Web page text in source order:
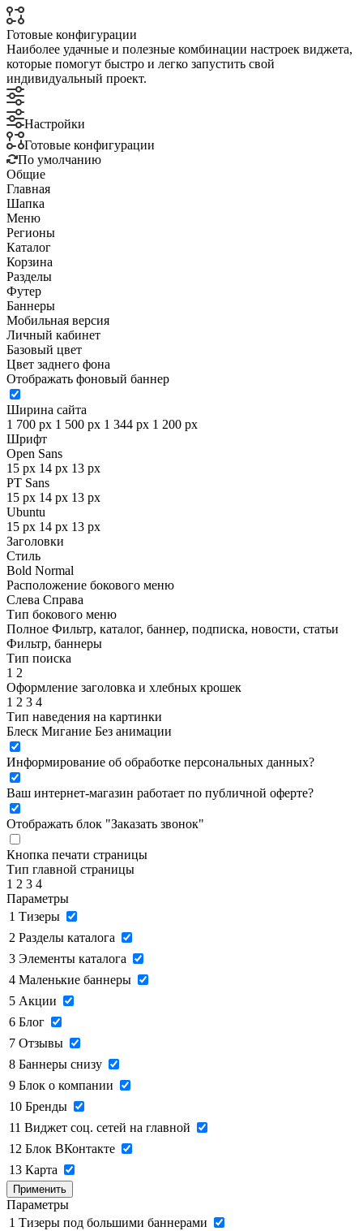
Готовые конфигурации
Наиболее удачные и полезные комбинации настроек виджета,
которые помогут быстро и легко запустить свой
индивидуальный проект.
Настройки
Готовые конфигурации
По умолчанию
Общие
Главная
Шапка
Меню
Регионы
Каталог
Корзина
Разделы
Футер
Баннеры
Мобильная версия
Личный кабинет
Базовый цвет
Цвет заднего фона
Отображать фоновый баннер
Ширина сайта
1 700 px 1 500 px 1 344 px 1 200 px
Шрифт
Open Sans
15 px 14 px 13 px
PT Sans
15 px 14 px 13 px
Ubuntu
15 px 14 px 13 px
Заголовки
Стиль
Bold Normal
Расположение бокового меню
Слева Справа
Тип бокового меню
Полное Фильтр, каталог, баннер, подписка, новости, статьи
Фильтр, баннеры
Тип поиска
1 2
Оформление заголовка и хлебных крошек
1 2 3 4
Тип наведения на картинки
Блеск Мигание Без анимации
Информирование об обработке персональных данных?
Ваш интернет-магазин работает по публичной оферте?
Отображать блок "Заказать звонок"
Кнопка печати страницы
Тип главной страницы
1 2 3 4
Параметры
1 Тизеры
2 Разделы каталога
3 Элементы каталога
4 Маленькие баннеры
5 Акции
6 Блог
7 Отзывы
8 Баннеры снизу
9 Блок о компании
10 Бренды
11 Виджет соц. сетей на главной
12 Блок ВКонтакте
13 Карта
Применить
Параметры
1 Тизеры под большими баннерами